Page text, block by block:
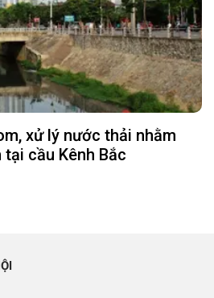
xử lý nước thải nhằm
cầu Kênh Bắc